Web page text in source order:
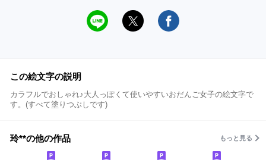
この絵文字の説明
カラフルでおしゃれ♪大人っぽくて使いやすいおだんご女子の絵文字で
す。(すべて塗りつぶしです)
玲**の他の作品 もっと見る